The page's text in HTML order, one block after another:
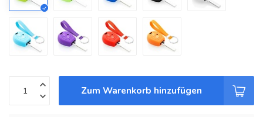
Zum Warenkorb hinzufügen